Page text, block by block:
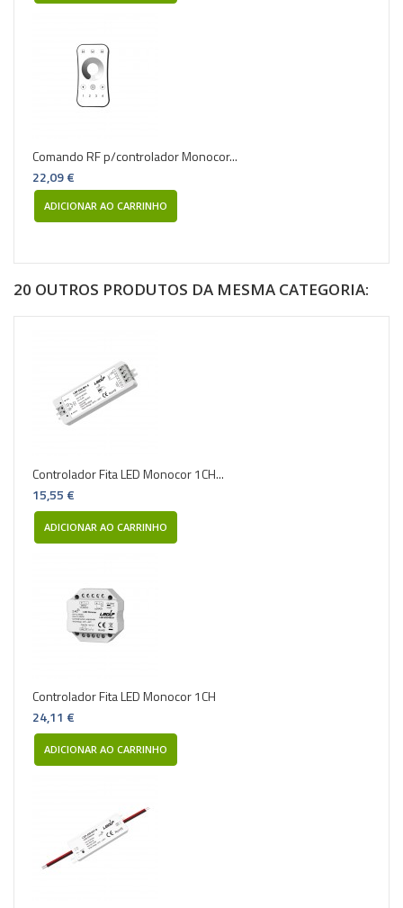
Comando RF p/controlador Monocor...
22,09 €
ADICIONAR AO CARRINHO
20 OUTROS PRODUTOS DA MESMA CATEGORIA:
Controlador Fita LED Monocor 1CH...
15,55 €
ADICIONAR AO CARRINHO
Controlador Fita LED Monocor 1CH
24,11 €
ADICIONAR AO CARRINHO